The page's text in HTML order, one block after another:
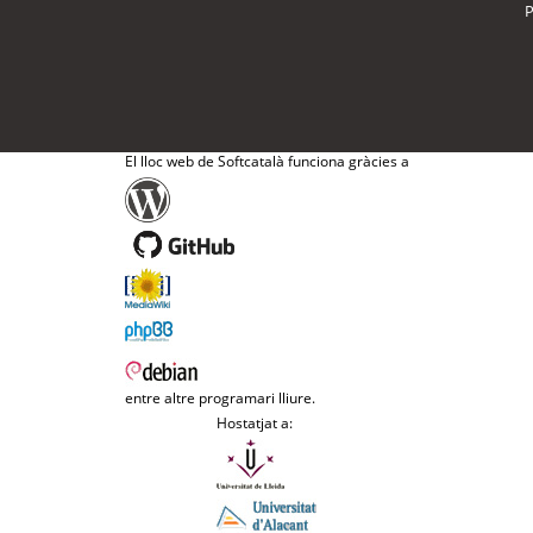
El lloc web de Softcatalà funciona gràcies a
entre altre programari lliure.
Hostatjat a: